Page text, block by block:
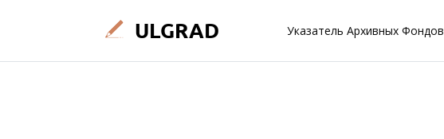
Указатель Архивных Фондов